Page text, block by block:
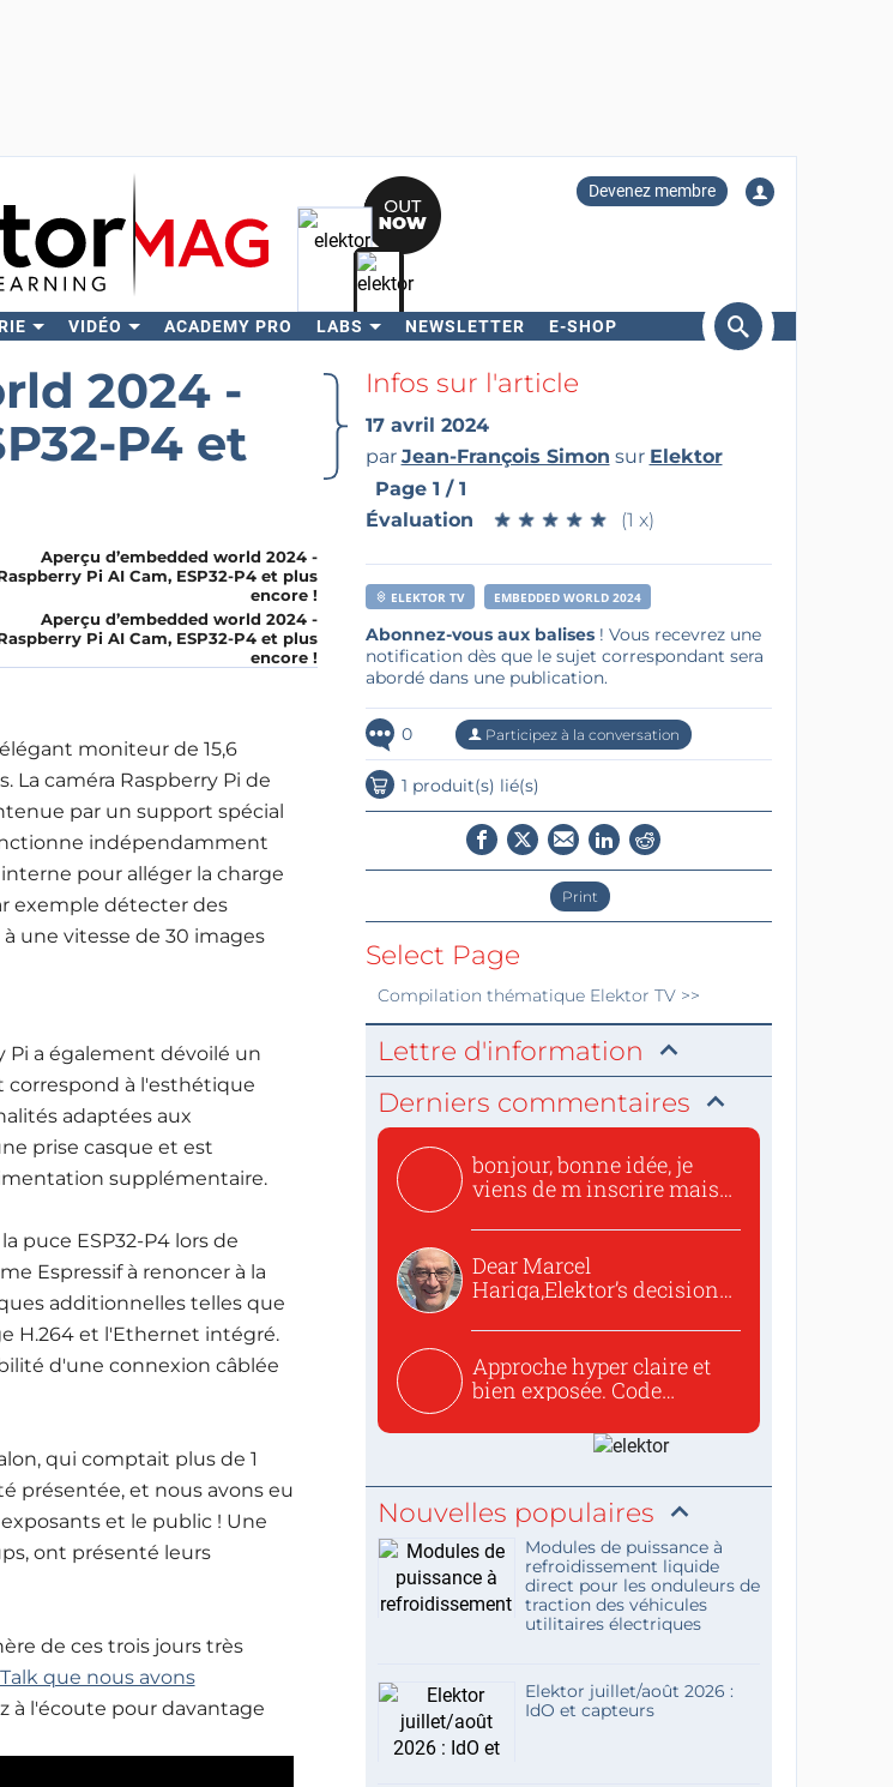
Devenez membre
VIDÉO ACADEMY PRO LABS NEWSLETTER E-SHOP
Rechercher
2024 -
P4 et
Aperçu d’embedded world 2024 -
Pi AI Cam, ESP32-P4 et plus
encore !
moniteur de 15,6
caméra Raspberry Pi de
par un support spécial
indépendamment
pour alléger la charge
exemple détecter des
une vitesse de 30 images
Pi a également dévoilé un
correspond à l'esthétique
adaptées aux
prise casque et est
supplémentaire.
puce ESP32-P4 lors de
Espressif à renoncer à la
additionnelles telles que
H.264 et l'Ethernet intégré.
d'une connexion câblée
qui comptait plus de 1
présentée, et nous avons eu
et le public ! Une
ont présenté leurs
de ces trois jours très
que nous avons
à l'écoute pour davantage
Infos sur l'article
17 avril 2024
par Jean-François Simon sur Elektor
Page 1 / 1
Évaluation
★ ★ ★ ★ ★
★ ★ ★ ★ ★ (1 x)
ELEKTOR TV EMBEDDED WORLD 2024
Abonnez-vous aux balises! Vous recevrez une
notification dès que le sujet correspondant sera
abordé dans une publication.
0 Participez à la conversation
1 produit(s) lié(s)
Print
Select Page
Compilation thématique Elektor TV>>
Lettre d'information
Derniers commentaires
bonjour, bonne idée, je
viens de m inscrire mais
Dear Marcel
Hariga,Elektor’s decision
Approche hyper claire et
bien exposée. Code
Nouvelles populaires
Modules de puissance à
refroidissement liquide
direct pour les onduleurs de
traction des véhicules
utilitaires électriques
Elektor juillet/août 2026 :
IdO et capteurs